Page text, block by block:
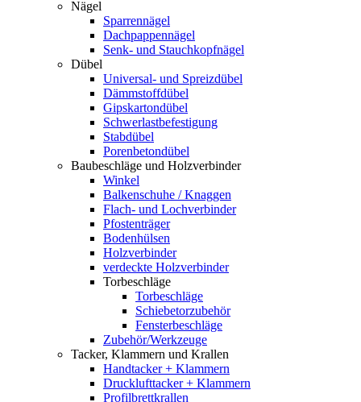
Nägel
Sparrennägel
Dachpappennägel
Senk- und Stauchkopfnägel
Dübel
Universal- und Spreizdübel
Dämmstoffdübel
Gipskartondübel
Schwerlastbefestigung
Stabdübel
Porenbetondübel
Baubeschläge und Holzverbinder
Winkel
Balkenschuhe / Knaggen
Flach- und Lochverbinder
Pfostenträger
Bodenhülsen
Holzverbinder
verdeckte Holzverbinder
Torbeschläge
Torbeschläge
Schiebetorzubehör
Fensterbeschläge
Zubehör/Werkzeuge
Tacker, Klammern und Krallen
Handtacker + Klammern
Drucklufttacker + Klammern
Profilbrettkrallen